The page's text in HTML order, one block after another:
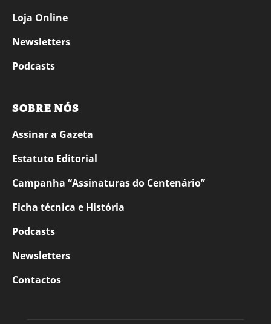
Loja Online
Newsletters
Podcasts
SOBRE NÓS
Assinar a Gazeta
Estatuto Editorial
Campanha “Assinaturas do Centenário”
Ficha técnica e História
Podcasts
Newsletters
Contactos